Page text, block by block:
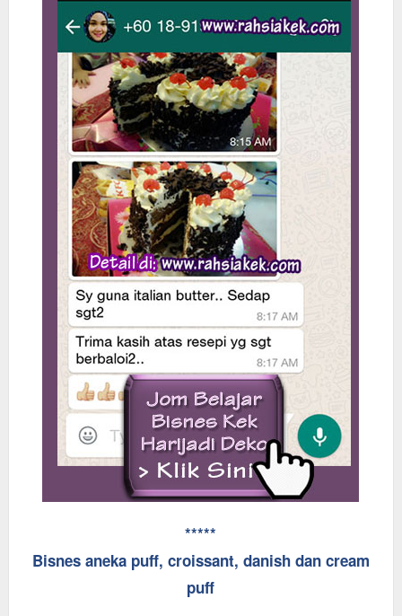
*****
Bisnes aneka puff, croissant, danish dan cream
puff